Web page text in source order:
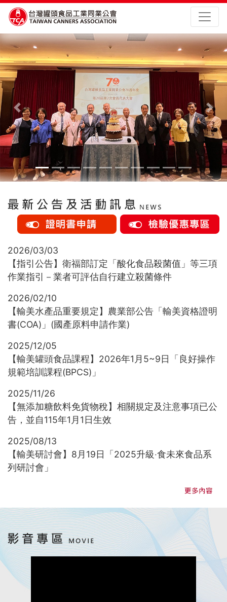
Previous
2026/03/03
【指引公告】衛福部訂定「酸化食品殺菌值」等三項
作業指引－業者可評估自行建立殺菌條件
2026/02/10
【輸美水產品重要規定】農業部公告「輸美資格證明
書(COA)」(國產原料申請作業)
2025/12/05
【輸美罐頭食品課程】2026年1月5~9日「良好操作
規範培訓課程(BPCS)」
2025/11/26
【無添加糖飲料免貨物稅】相關規定及注意事項已公
告，並自115年1月1日生效
2025/08/13
【輸美研討會】8月19日「2025升級‧食未來食品系
列研討會」